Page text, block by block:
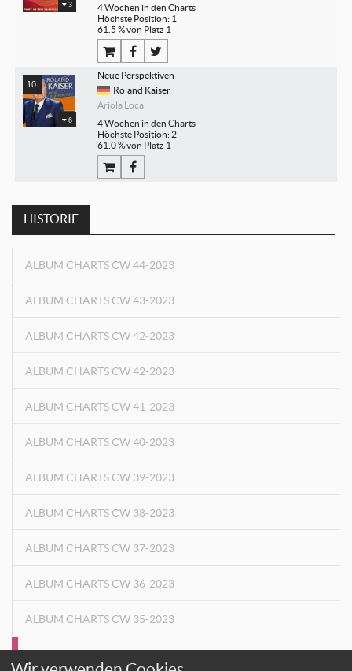
3
4 Wochen in den Charts
Höchste Position: 1
61.5 % von Platz 1
6
Neue Perspektiven
Roland Kaiser
Ariola Local
4 Wochen in den Charts
Höchste Position: 2
61.0 % von Platz 1
HISTORIE
ALBUM CHARTS CW 44-2023
ALBUM CHARTS CW 43-2023
ALBUM CHARTS CW 42-2023
ALBUM CHARTS CW 42-2023
ALBUM CHARTS CW 41-2023
ALBUM CHARTS CW 40-2023
ALBUM CHARTS CW 39-2023
ALBUM CHARTS CW 38-2023
ALBUM CHARTS CW 37-2023
ALBUM CHARTS CW 36-2023
ALBUM CHARTS CW 35-2023